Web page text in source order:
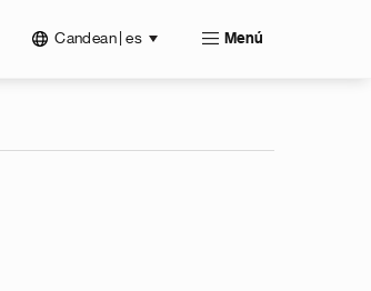
Candean | es Menú